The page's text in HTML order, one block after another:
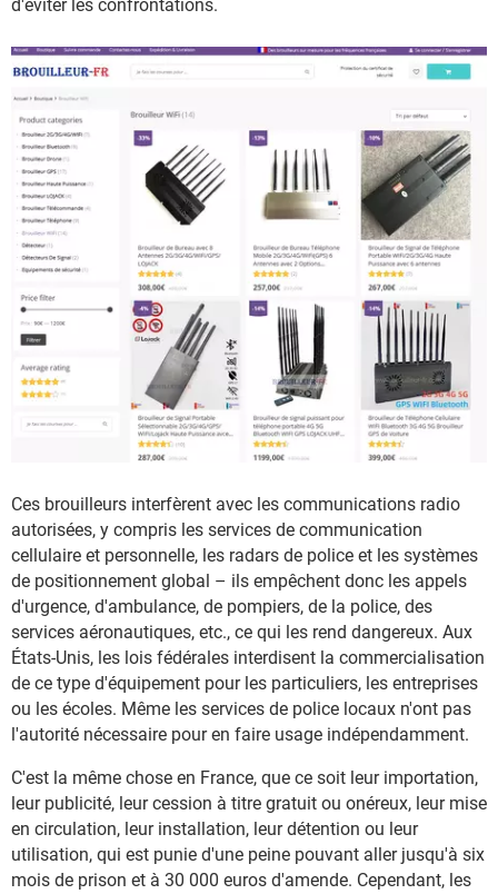
d'éviter les confrontations.
Ces brouilleurs interfèrent avec les communications radio
autorisées, y compris les services de communication
cellulaire et personnelle, les radars de police et les systèmes
de positionnement global – ils empêchent donc les appels
d'urgence, d'ambulance, de pompiers, de la police, des
services aéronautiques, etc., ce qui les rend dangereux. Aux
États-Unis, les lois fédérales interdisent la commercialisation
de ce type d'équipement pour les particuliers, les entreprises
ou les écoles. Même les services de police locaux n'ont pas
l'autorité nécessaire pour en faire usage indépendamment.
C'est la même chose en France, que ce soit leur importation,
leur publicité, leur cession à titre gratuit ou onéreux, leur mise
en circulation, leur installation, leur détention ou leur
utilisation, qui est punie d'une peine pouvant aller jusqu'à six
mois de prison et à 30 000 euros d'amende. Cependant, les